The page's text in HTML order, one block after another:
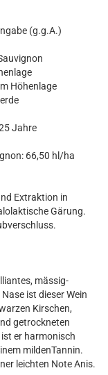
(g.g.A.)
Höhenlage
Jahre
66,50 hl/ha
Extraktion in
Gärung.
mässig-
ist dieser Wein
Kirschen,
getrockneten
er harmonisch
mildenTannin.
leichten Note Anis.